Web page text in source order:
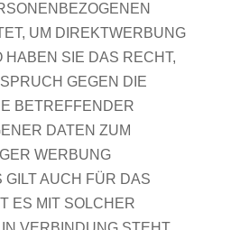
UM DIREKTWERBUNG
HABEN SIE DAS RECHT,
GEGEN DIE
BETREFFENDER
DATEN ZUM
WERBUNG
GILT AUCH FÜR DAS
ES MIT SOLCHER